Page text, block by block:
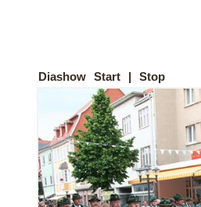
Diashow Start Stop